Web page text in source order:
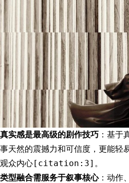
真实感是最高级的剧作技巧 ：基于
事天然的震撼力和可信度，更能轻
观众内心[citation:3]。
类型融合需服务于叙事核心：动作